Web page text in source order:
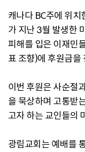
캐나다 BC주에 위
가 지난 3월 발생한
피해를 입은 이재민
표 조향)에 후원금을
이번 후원은 사순절
을 묵상하며 고통받
고자 하는 교인들의
광림교회는 예배를